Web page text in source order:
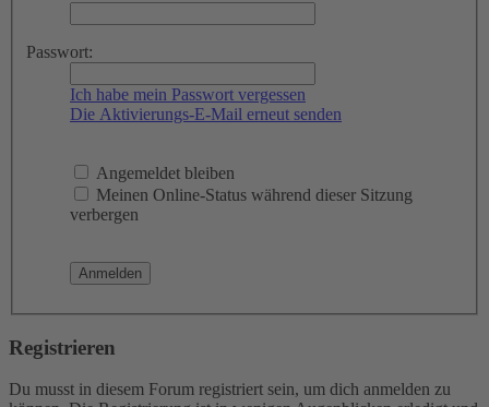
Passwort:
Ich habe mein Passwort vergessen
Die Aktivierungs-E-Mail erneut senden
Angemeldet bleiben
Meinen Online-Status während dieser Sitzung
verbergen
Registrieren
Du musst in diesem Forum registriert sein, um dich anmelden zu